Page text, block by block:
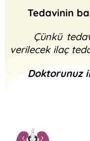
Tedavinin
Çünkü
verilecek ilaç
Doktorunuz